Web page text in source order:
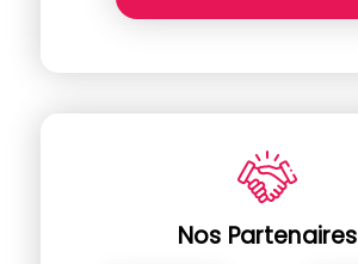
Nos Partenaires